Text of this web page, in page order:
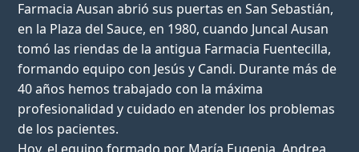
Farmacia Ausan abrió sus puertas en San Sebastián,
en la Plaza del Sauce, en 1980, cuando Juncal Ausan
tomó las riendas de la antigua Farmacia Fuentecilla,
formando equipo con Jesús y Candi. Durante más de
40 años hemos trabajado con la máxima
profesionalidad y cuidado en atender los problemas
de los pacientes.